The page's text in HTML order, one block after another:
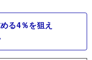
る4％を狙え